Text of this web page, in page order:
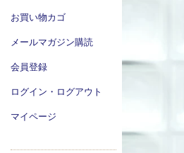
お買い物カゴ
メールマガジン購読
会員登録
ログイン・ログアウト
マイページ